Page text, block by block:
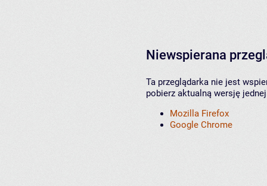
Niewspierana
Ta przeglądarka nie jest
pobierz aktualną wersję
Mozilla Firefox
Google Chrome